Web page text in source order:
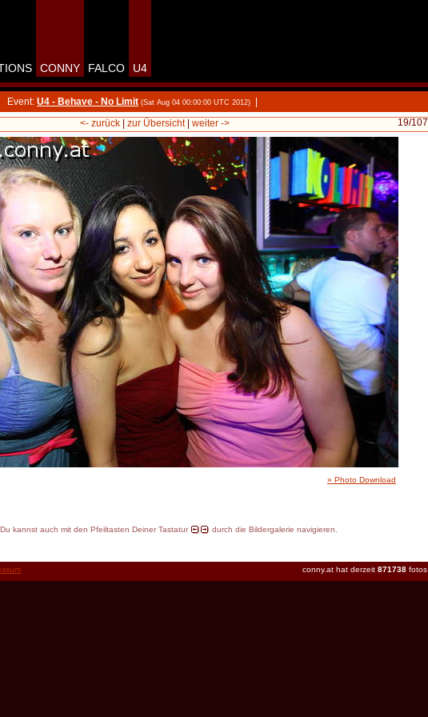
CONNY FALCO U4
Event: U4 - Behave - No Limit (Sat Aug 04 00:00:00 UTC 2012)
19/107
<- zurück| zur Übersicht| weiter ->
» Photo Download
kannst auch mit den Pfeiltasten Deiner Tastatur durch die Bildergalerie navigieren.
conny.at hat derzeit 871738 fotos